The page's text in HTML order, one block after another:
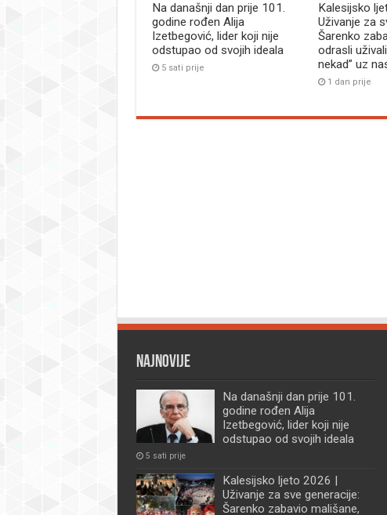
Na današnji dan prije 101.
godine rođen Alija
Izetbegović, lider koji nije
odstupao od svojih ideala
5 sati prije
Kalesijsko
Uživanje za
Šarenko
odrasli
nekad” uz
1 dan prije
Najnovije
Na današnji dan prije 101.
godine rođen Alija
Izetbegović, lider koji nije
odstupao od svojih ideala
5 sati prije
Kalesijsko ljeto 2026 |
Uživanje za sve generacije:
Šarenko zabavio mališane,